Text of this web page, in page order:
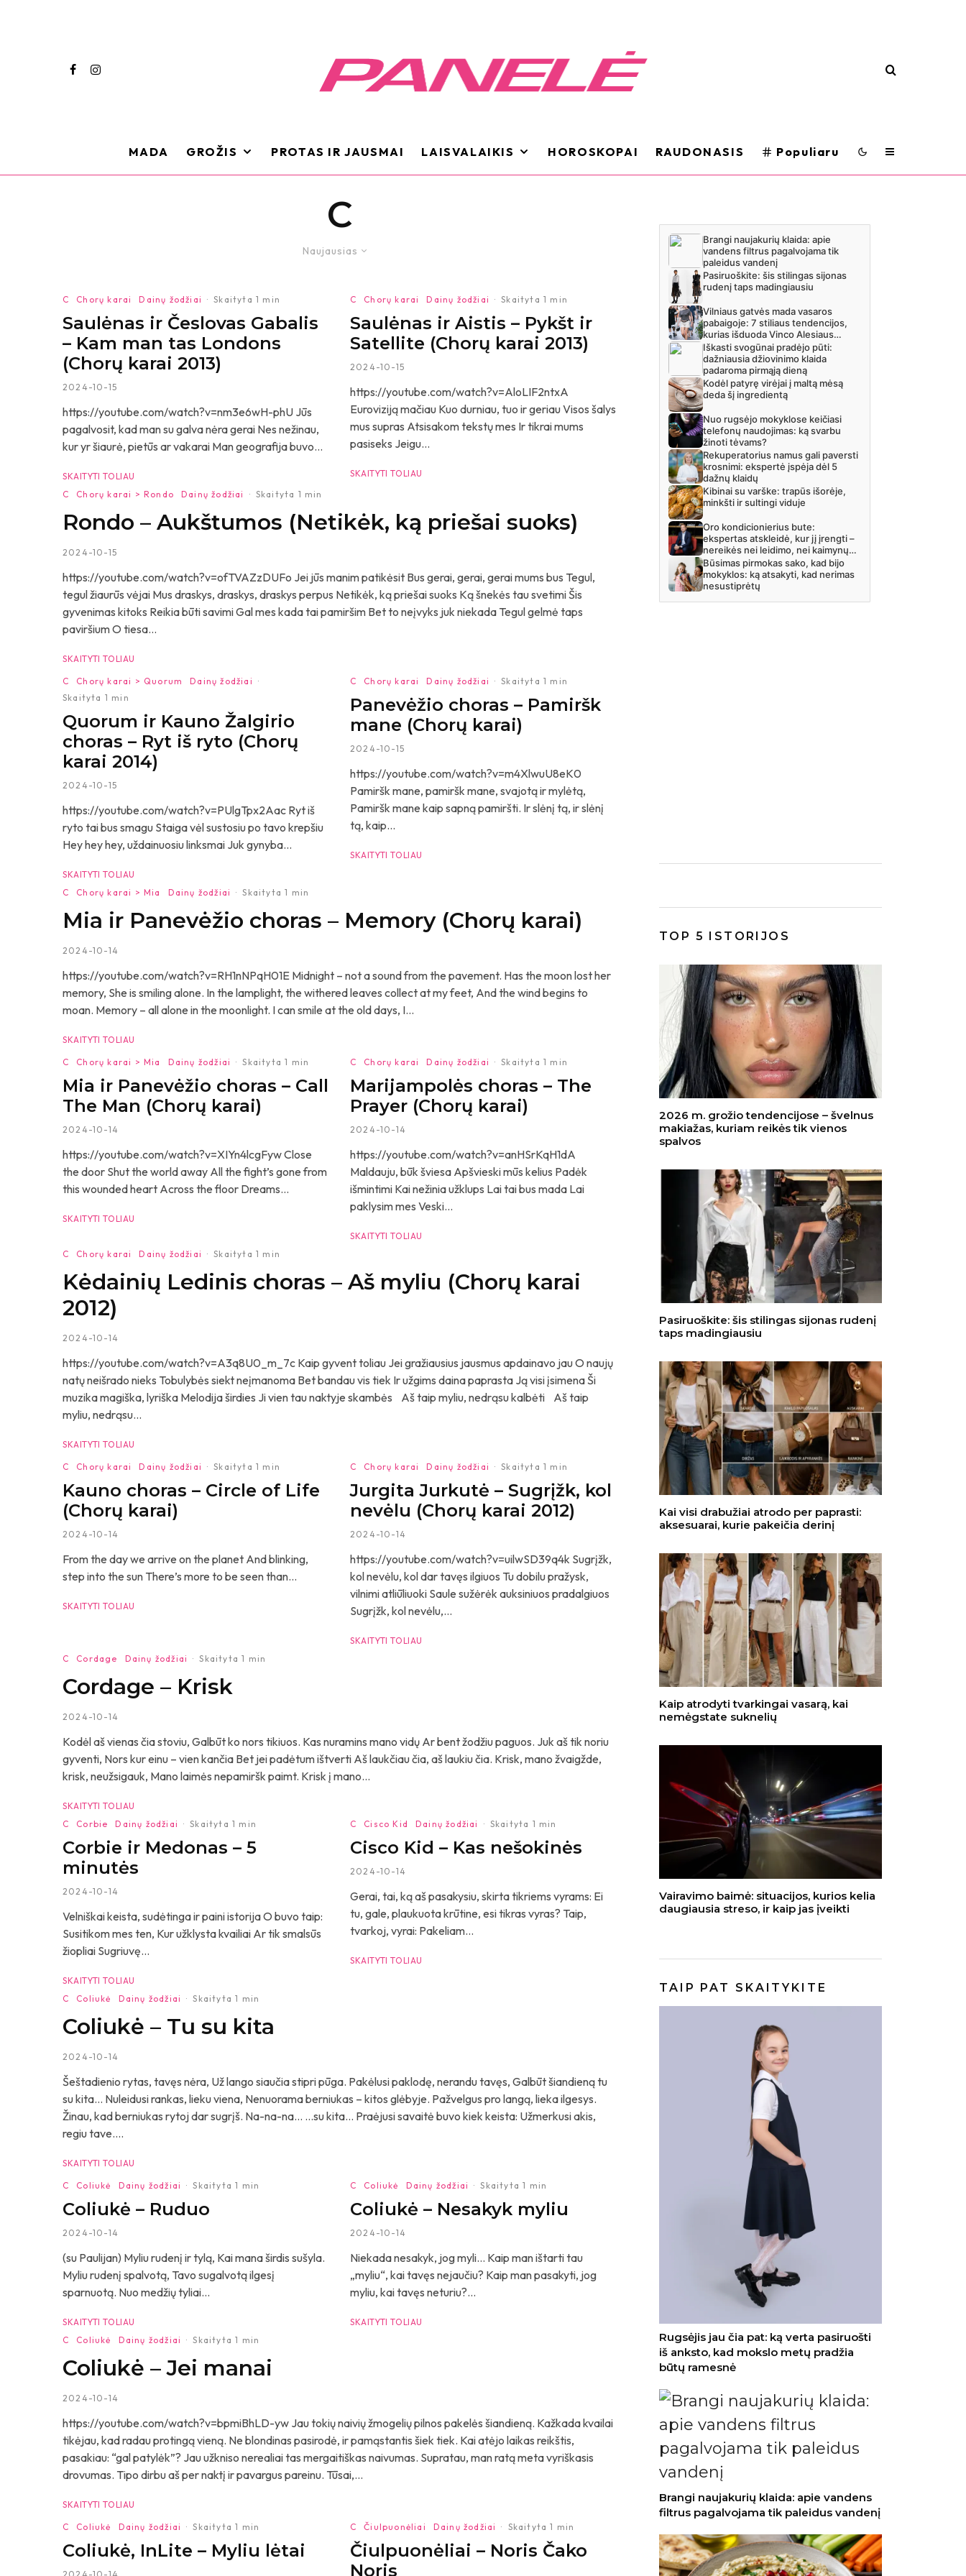
MADA GROŽIS PROTAS IR JAUSMAI LAISVALAIKIS HOROSKOPAI RAUDONASIS Populiaru
C
Naujausias
C Chorų karai Dainų žodžiai · Skaityta 1 min
Saulėnas ir Česlovas Gabalis
– Kam man tas Londons
(Chorų karai 2013)
2024-10-15
https://youtube.com/watch?v=nm3e6wH-phU Jūs
pagalvosit, kad man su galva nėra gerai Nes nežinau,
kur yr šiaurė, pietūs ar vakarai Man geografija buvo...
SKAITYTI TOLIAU
C Chorų karai Dainų žodžiai · Skaityta 1 min
Saulėnas ir Aistis – Pykšt ir
Satellite (Chorų karai 2013)
2024-10-15
https://youtube.com/watch?v=AloLIF2ntxA
Euroviziją mačiau Kuo durniau, tuo ir geriau Visos šalys
mus supras Atsisakom tekstų mes Ir tikrai mums
pasiseks Jeigu...
SKAITYTI TOLIAU
C
Chorų karai > Rondo Dainų žodžiai · Skaityta 1 min
Rondo – Aukštumos (Netikėk, ką priešai suoks)
2024-10-15
https://youtube.com/watch?v=ofTVAZzDUFo Jei jūs manim patikėsit Bus gerai, gerai, gerai mums bus Tegul,
tegul žiaurūs vėjai Mus draskys, draskys, draskys perpus Netikėk, ką priešai suoks Ką šnekės tau svetimi Šis
gyvenimas kitoks Reikia būti savimi Gal mes kada tai pamiršim Bet to neįvyks juk niekada Tegul gelmė taps
paviršium O tiesa...
SKAITYTI TOLIAU
C Chorų karai > Quorum Dainų žodžiai ·
Skaityta 1 min
Quorum ir Kauno Žalgirio
choras – Ryt iš ryto (Chorų
karai 2014)
2024-10-15
https://youtube.com/watch?v=PUlgTpx2Aac Ryt iš
ryto tai bus smagu Staiga vėl sustosiu po tavo krepšiu
Hey hey hey, uždainuosiu linksmai Juk gynyba...
SKAITYTI TOLIAU
C Chorų karai Dainų žodžiai · Skaityta 1 min
Panevėžio choras – Pamiršk
mane (Chorų karai)
2024-10-15
https://youtube.com/watch?v=m4XlwuU8eK0
Pamiršk mane, pamiršk mane, svajotą ir mylėtą,
Pamiršk mane kaip sapną pamiršti. Ir slėnį tą, ir slėnį
tą, kaip...
SKAITYTI TOLIAU
C Chorų karai > Mia Dainų žodžiai · Skaityta 1 min
Mia ir Panevėžio choras – Memory (Chorų karai)
2024-10-14
https://youtube.com/watch?v=RH1nNPqH01E Midnight – not a sound from the pavement. Has the moon lost her
memory, She is smiling alone. In the lamplight, the withered leaves collect at my feet, And the wind begins to
moan. Memory – all alone in the moonlight. I can smile at the old days, I...
SKAITYTI TOLIAU
C Chorų karai > Mia Dainų žodžiai · Skaityta 1 min
Mia ir Panevėžio choras – Call
The Man (Chorų karai)
2024-10-14
https://youtube.com/watch?v=XIYn4lcgFyw Close
the door Shut the world away All the fight’s gone from
this wounded heart Across the floor Dreams...
SKAITYTI TOLIAU
C Chorų karai Dainų žodžiai · Skaityta 1 min
Marijampolės choras – The
Prayer (Chorų karai)
2024-10-14
https://youtube.com/watch?v=anHSrKqH1dA
Maldauju, būk šviesa Apšvieski mūs kelius Padėk
išmintimi Kai nežinia užklups Lai tai bus mada Lai
paklysim mes Veski...
SKAITYTI TOLIAU
C
Chorų karai Dainų žodžiai · Skaityta 1 min
Kėdainių Ledinis choras – Aš myliu (Chorų karai
2012)
2024-10-14
https://youtube.com/watch?v=A3q8U0_m_7c Kaip gyvent toliau Jei gražiausius jausmus apdainavo jau O naujų
natų neišrado nieks Tobulybės siekt neįmanoma Bet bandau vis tiek Ir užgims daina paprasta Ją visi įsimena Ši
muzika magiška, lyriška Melodija širdies Ji vien tau naktyje skambės Aš taip myliu, nedrąsu kalbėti Aš taip
myliu, nedrąsu...
SKAITYTI TOLIAU
C Chorų karai Dainų žodžiai · Skaityta 1 min
Kauno choras – Circle of Life
(Chorų karai)
2024-10-14
From the day we arrive on the planet And blinking,
step into the sun There’s more to be seen than...
SKAITYTI TOLIAU
C Chorų karai Dainų žodžiai · Skaityta 1 min
Jurgita Jurkutė – Sugrįžk, kol
nevėlu (Chorų karai 2012)
2024-10-14
https://youtube.com/watch?v=uilwSD39q4k Sugrįžk,
kol nevėlu, kol dar tavęs ilgiuos Tu dobilu pražysk,
vilnimi atliūliuoki Saule sužėrėk auksiniuos pradalgiuos
Sugrįžk, kol nevėlu,...
SKAITYTI TOLIAU
C
Cordage Dainų žodžiai · Skaityta 1 min
Cordage – Krisk
2024-10-14
Kodėl aš vienas čia stoviu, Galbūt ko nors tikiuos. Kas nuramins mano vidų Ar bent žodžiu paguos. Juk aš tik noriu
gyventi, Nors kur einu – vien kančia Bet jei padėtum ištverti Aš laukčiau čia, aš laukiu čia. Krisk, mano žvaigžde,
krisk, neužsigauk, Mano laimės nepamiršk paimt. Krisk į mano...
SKAITYTI TOLIAU
C
Corbie Dainų žodžiai · Skaityta 1 min
Corbie ir Medonas – 5
minutės
2024-10-14
Velniškai keista, sudėtinga ir paini istorija O buvo taip:
Susitikom mes ten, Kur užklysta kvailiai Ar tik smalsūs
žiopliai Sugriuvę...
SKAITYTI TOLIAU
C Cisco Kid Dainų žodžiai · Skaityta 1 min
Cisco Kid – Kas nešokinės
2024-10-14
Gerai, tai, ką aš pasakysiu, skirta tikriems vyrams: Ei
tu, gale, plaukuota krūtine, esi tikras vyras? Taip,
tvarkoj, vyrai: Pakeliam...
SKAITYTI TOLIAU
C Coliukė Dainų žodžiai · Skaityta 1 min
Coliukė – Tu su kita
2024-10-14
Šeštadienio rytas, tavęs nėra, Už lango siaučia stipri pūga. Pakėlusi paklodę, nerandu tavęs, Galbūt šiandieną tu
su kita… Nuleidusi rankas, lieku viena, Nenuorama berniukas – kitos glėbyje. Pažvelgus pro langą, lieka ilgesys.
Žinau, kad berniukas rytoj dar sugrįš. Na-na-na… …su kita… Praėjusi savaitė buvo kiek keista: Užmerkusi akis,
regiu tave....
SKAITYTI TOLIAU
C Coliukė Dainų žodžiai · Skaityta 1 min
Coliukė – Ruduo
2024-10-14
(su Paulijan) Myliu rudenį ir tylą, Kai mana širdis sušyla.
Myliu rudenį spalvotą, Tavo sugalvotą ilgesį
sparnuotą. Nuo medžių tyliai...
SKAITYTI TOLIAU
C Coliukė Dainų žodžiai · Skaityta 1 min
Coliukė – Nesakyk myliu
2024-10-14
Niekada nesakyk, jog myli… Kaip man ištarti tau
„myliu“, kai tavęs nejaučiu? Kaip man pasakyti, jog
myliu, kai tavęs neturiu?...
SKAITYTI TOLIAU
C
Coliukė Dainų žodžiai · Skaityta 1 min
Coliukė – Jei manai
2024-10-14
https://youtube.com/watch?v=bpmiBhLD-yw Jau tokių naivių žmogelių pilnos pakelės šiandieną. Kažkada kvailai
tikėjau, kad radau protingą vieną. Ne blondinas pasirodė, ir pamąstantis šiek tiek. Kai atėjo laikas reikštis,
pasakiau: “gal patylėk”? Jau užkniso nerealiai tas mergaitiškas naivumas. Supratau, man ratą meta vyriškasis
drovumas. Tipo dirbu aš per naktį ir pavargus pareinu. Tūsai,...
SKAITYTI TOLIAU
C Coliukė Dainų žodžiai · Skaityta 1 min
Coliukė, InLite – Myliu lėtai
C Čiulpuonėliai Dainų žodžiai · Skaityta 1 min
Čiulpuonėliai – Noris Čako
Noris
TOP 5 ISTORIJOS
2026 m. grožio tendencijose – švelnus
makiažas, kuriam reikės tik vienos
spalvos
Pasiruoškite: šis stilingas sijonas rudenį
taps madingiausiu
Kai visi drabužiai atrodo per paprasti:
aksesuarai, kurie pakeičia derinį
Kaip atrodyti tvarkingai vasarą, kai
nemėgstate suknelių
Vairavimo baimė: situacijos, kurios kelia
daugiausia streso, ir kaip jas įveikti
TAIP PAT SKAITYKITE
Rugsėjis jau čia pat: ką verta pasiruošti
iš anksto, kad mokslo metų pradžia
būtų ramesnė
Brangi naujakurių klaida: apie vandens
filtrus pagalvojama tik paleidus vandenį